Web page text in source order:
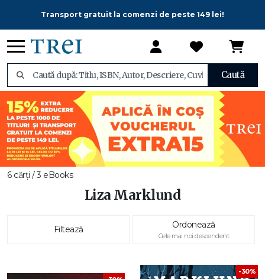
Transport gratuit la comenzi de peste 149 lei!
Caută
6 cărți / 3 eBooks
Liza Marklund
Filtează Ordonează
Cele mai noi descendent
-30%